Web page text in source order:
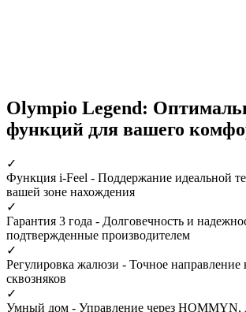
Olympio Legend:
функций для вашего
✓
Функция i-Feel - Поддержание идеальной
вашей зоне нахождения
✓
Гарантия 3 года - Долговечность и
подтвержденные производителем
✓
Регулировка жалюзи - Точное направление
сквозняков
✓
Умный дом - Управление через